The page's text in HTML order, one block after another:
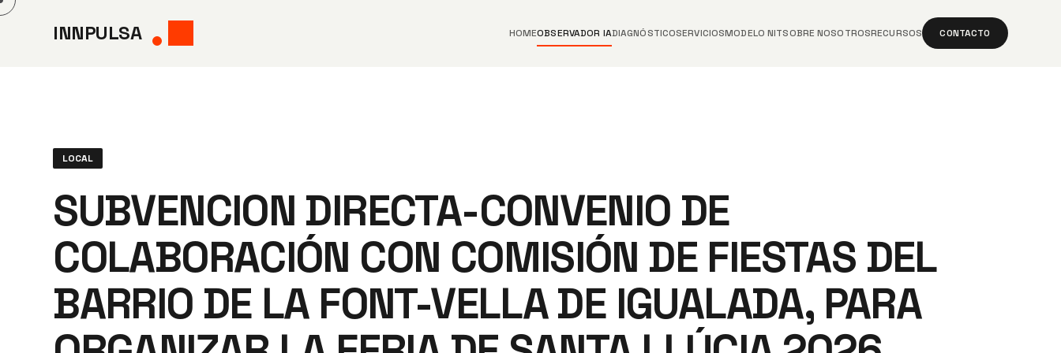
Saltar
INNPULSA HOMEOBSERVADOR IADIAGNÓSTICOSERVICIOSMODELO NITSOBRE NOSOTROSRECURSOS CONTACTO
LOCAL
SUBVENCION DIRECTA-CONVENIO DE
COLABORACIÓN CON COMISIÓN DE FIESTAS DEL
BARRIO DE LA FONT-VELLA DE IGUALADA, PARA